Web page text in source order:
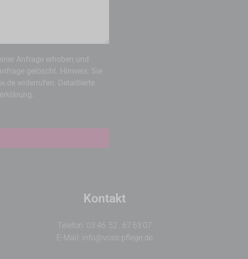
Anfrage erhoben und
gelöscht. Hinweis: Sie
widerrufen. Detaillierte
Kontakt
Telefon: 03 46 52 . 67 63 07
E-Mail: info@voss-pflege.de